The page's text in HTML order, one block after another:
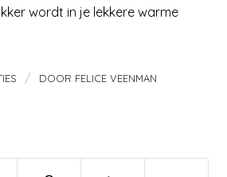
wordt in je lekkere warme
/ DOOR FELICE VEENMAN